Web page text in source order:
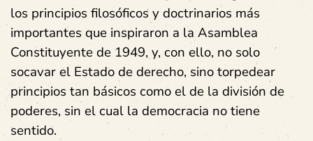
los principios filosóficos y doctrinarios más
importantes que inspiraron a la Asamblea
Constituyente de 1949, y, con ello, no solo
socavar el Estado de derecho, sino torpedear
principios tan básicos como el de la división de
poderes, sin el cual la democracia no tiene
sentido.